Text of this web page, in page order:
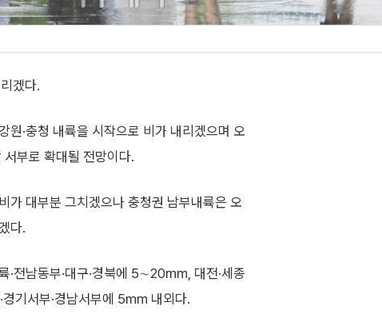
겠다.
원·충청 내륙을 시작으로 비가 내리겠으며 오
부로 확대될 전망이다.
가 대부분 그치겠으나 충청권 남부내륙은 오
다.
·전남동부·대구·경북에 5∼20㎜, 대전·세종
기서부·경남서부에 5㎜ 내외다.